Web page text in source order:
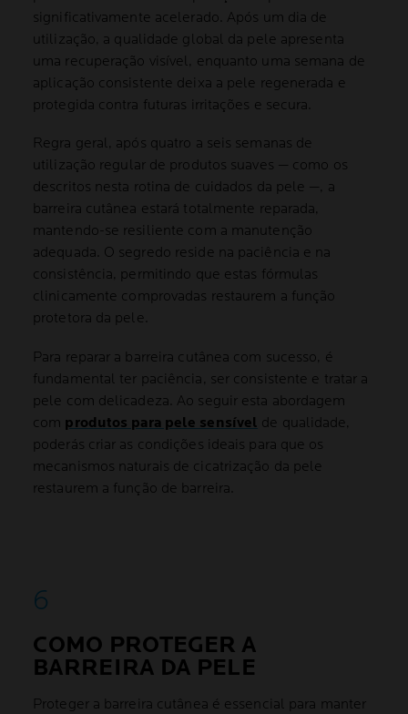
significativamente acelerado. Após um dia de
utilização, a qualidade global da pele apresenta
uma recuperação visível, enquanto uma semana de
aplicação consistente deixa a pele regenerada e
protegida contra futuras irritações e secura.
Regra geral, após quatro a seis semanas de
utilização regular de produtos suaves — como os
descritos nesta rotina de cuidados da pele —, a
barreira cutânea estará totalmente reparada,
mantendo-se resiliente com a manutenção
adequada. O segredo reside na paciência e na
consistência, permitindo que estas fórmulas
clinicamente comprovadas restaurem a função
protetora da pele.
Para reparar a barreira cutânea com sucesso, é
fundamental ter paciência, ser consistente e tratar a
pele com delicadeza. Ao seguir esta abordagem
com produtos para pele sensível de qualidade,
poderás criar as condições ideais para que os
mecanismos naturais de cicatrização da pele
restaurem a função de barreira.
COMO PROTEGER A
BARREIRA DA PELE
Proteger a barreira cutânea é essencial para manter